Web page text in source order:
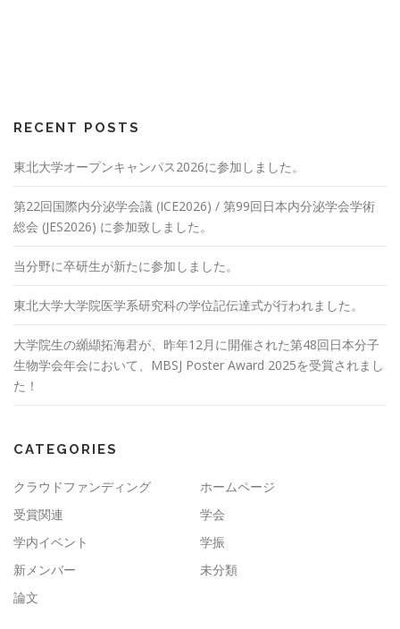
RECENT POSTS
東北大学オープンキャンパス2026に参加しました。
第22回国際内分泌学会議 (ICE2026) / 第99回日本内分泌学会学術
総会 (JES2026) に参加致しました。
当分野に卒研生が新たに参加しました。
東北大学大学院医学系研究科の学位記伝達式が行われました。
大学院生の纐纈拓海君が、昨年12月に開催された第48回日本分子
生物学会年会において、MBSJ Poster Award 2025を受賞されまし
た！
CATEGORIES
クラウドファンディング
ホームページ
受賞関連
学会
学内イベント
学振
新メンバー
未分類
論文